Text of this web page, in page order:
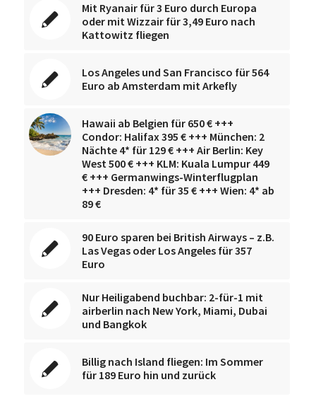
Mit Ryanair für 3 Euro durch Europa
oder mit Wizzair für 3,49 Euro nach
Kattowitz fliegen
Los Angeles und San Francisco für 564
Euro ab Amsterdam mit Arkefly
Hawaii ab Belgien für 650 € +++
Condor: Halifax 395 € +++ München: 2
Nächte 4* für 129 € +++ Air Berlin: Key
West 500 € +++ KLM: Kuala Lumpur 449
€ +++ Germanwings-Winterflugplan
+++ Dresden: 4* für 35 € +++ Wien: 4* ab
89 €
90 Euro sparen bei British Airways – z.B.
Las Vegas oder Los Angeles für 357
Euro
Nur Heiligabend buchbar: 2-für-1 mit
airberlin nach New York, Miami, Dubai
und Bangkok
Billig nach Island fliegen: Im Sommer
für 189 Euro hin und zurück